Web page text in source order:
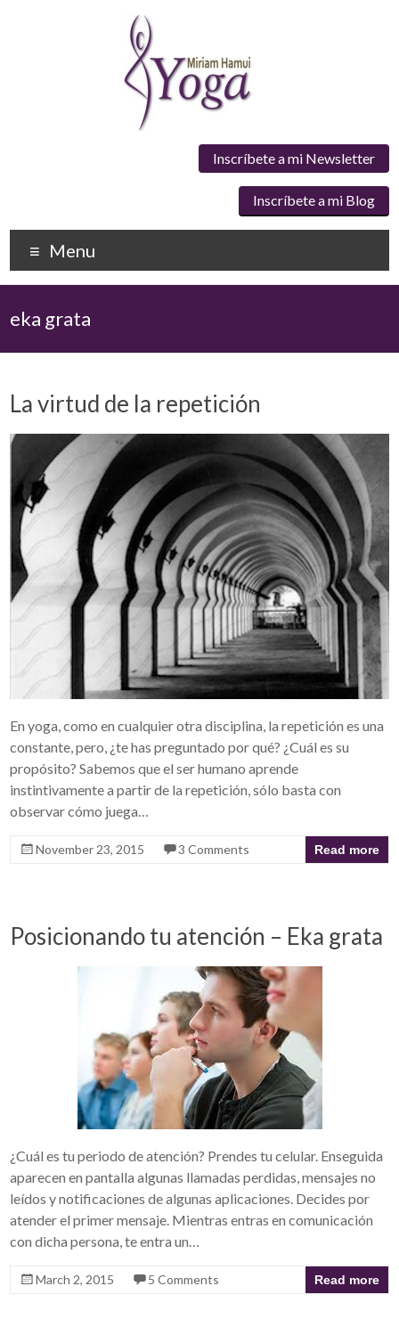
Inscríbete a mi Newsletter
Inscríbete a mi Blog
Menu
eka grata
La virtud de la repetición
En yoga, como en cualquier otra disciplina, la repetición es una
constante, pero, ¿te has preguntado por qué? ¿Cuál es su
propósito? Sabemos que el ser humano aprende
instintivamente a partir de la repetición, sólo basta con
observar cómo juega…
November 23, 2015 3 Comments Read more
Posicionando tu atención – Eka grata
¿Cuál es tu periodo de atención? Prendes tu celular. Enseguida
aparecen en pantalla algunas llamadas perdidas, mensajes no
leídos y notificaciones de algunas aplicaciones. Decides por
atender el primer mensaje. Mientras entras en comunicación
con dicha persona, te entra un…
March 2, 2015 5 Comments Read more